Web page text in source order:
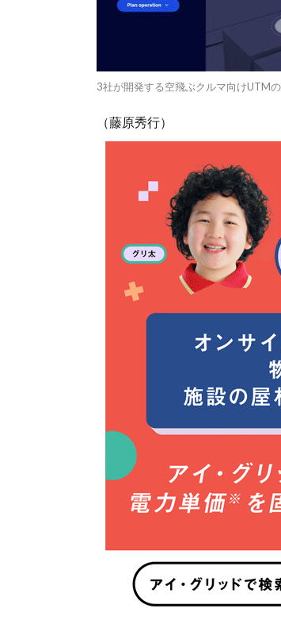
3社が開発する空飛ぶクルマ向けUTM
（藤原秀行）